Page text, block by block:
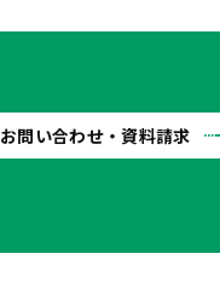
お問い合わせ・資料請求